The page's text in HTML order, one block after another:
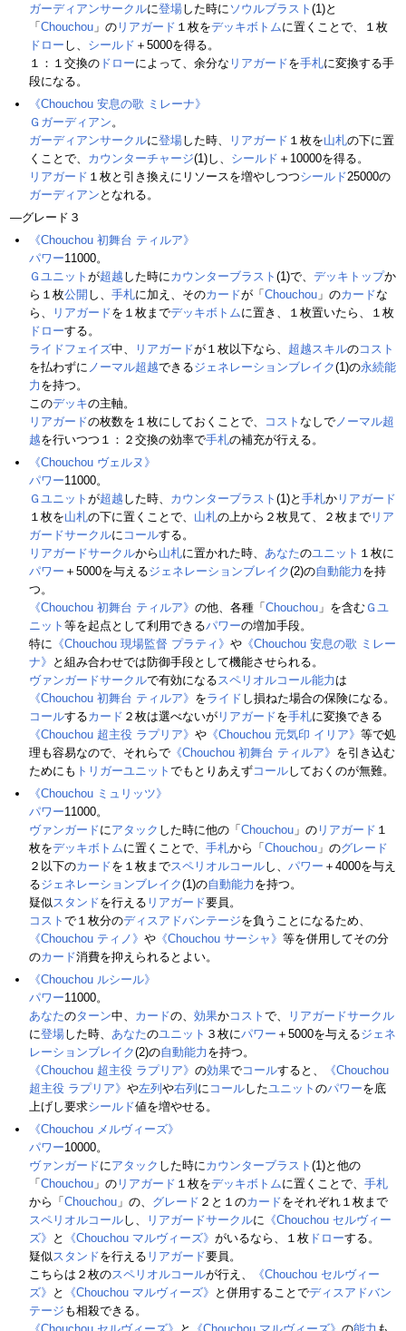
ガーディアンサークルに登場した時に ソウルブラスト (1)と
「 Chouchou 」の リアガード １枚をデッキボトムに置くことで、１枚
ドロー し、 シールド ＋5000を得る。
１：１交換の ドローによって、余分な リアガードを手札に変換する手
段になる。
《Chouchou 安息の歌 ミレーナ》
Ｇガーディアン 。
ガーディアンサークルに登場した時、 リアガード １枚を山札の下に置
くことで、 カウンターチャージ(1)し、 シールド ＋10000を得る。
リアガード １枚と引き換えにリソースを増やしつつシールド25000の
ガーディアン となれる。
―グレード３
《Chouchou 初舞台 ティルア》
パワー11000。
Ｇユニット が超越 した時にカウンターブラスト (1)で、 デッキトップか
ら１枚公開 し、 手札に加え、そのカードが「 Chouchou 」のカードな
ら、
リアガードを１枚までデッキボトムに置き、１枚置いたら、１枚
ドローする。
ライドフェイズ中、 リアガードが１枚以下なら、 超越スキルのコスト
を払わずに ノーマル超越できるジェネレーションブレイク(1)の永続能
力 を持つ。
このデッキの主軸。
リアガードの枚数を１枚にしておくことで、 コスト なしで ノーマル超
越を行いつつ１：２交換の効率で手札の補充が行える。
《Chouchou ヴェルヌ》
パワー11000。
Ｇユニット が超越 した時、 カウンターブラスト (1)と 手札か リアガード
１枚を山札の下に置くことで、 山札の上から２枚見て、２枚まで リア
ガードサークルに コールする。
リアガードサークルから 山札に置かれた時、 あなたのユニット １枚に
パワー ＋5000を与えるジェネレーションブレイク(2)の自動能力 を持
つ。
《Chouchou 初舞台 ティルア》 の他、各種「 Chouchou 」を含む Ｇユ
ニット 等を起点として利用できるパワーの増加手段。
特に 《Chouchou 現場監督 プラティ》 や 《Chouchou 安息の歌 ミレー
ナ》 と組み合わせでは防御手段として機能させられる。
ヴァンガードサークルで有効になる スペリオルコール能力 は
《Chouchou 初舞台 ティルア》 をライド し損ねた場合の保険になる。
コールするカード ２枚は選べないが リアガードを手札に変換できる
《Chouchou 超主役 ラプリア》 や 《Chouchou 元気印 イリア》 等で処
理も容易なので、それらで 《Chouchou 初舞台 ティルア》 を引き込む
ためにも トリガーユニット でもとりあえずコールしておくのが無難。
《Chouchou ミュリッツ》
パワー11000。
ヴァンガードにアタック した時に他の「 Chouchou 」の リアガード １
枚をデッキボトムに置くことで、 手札から「 Chouchou 」のグレード
２以下のカードを１枚までスペリオルコールし、 パワー ＋4000を与え
るジェネレーションブレイク(1)の自動能力 を持つ。
疑似 スタンドを行える リアガード要員。
コスト で１枚分のディスアドバンテージを負うことになるため、
《Chouchou ティノ》 や 《Chouchou サーシャ》 等を併用してその分
のカード消費を抑えられるとよい。
《Chouchou ルシール》
パワー11000。
あなたのターン中、 カードの、 効果かコスト で、
リアガードサークル
に登場した時、 あなたのユニット ３枚にパワー ＋5000を与えるジェネ
レーションブレイク(2)の自動能力 を持つ。
《Chouchou 超主役 ラプリア》 の効果でコールすると、
《Chouchou
超主役 ラプリア》 や左列 や右列 に コールしたユニット のパワーを底
上げし要求シールド値を増やせる。
《Chouchou メルヴィーズ》
パワー10000。
ヴァンガードにアタック した時にカウンターブラスト (1)と他の
「 Chouchou 」の リアガード １枚をデッキボトムに置くことで、 手札
から「 Chouchou 」の、 グレード ２と１のカードをそれぞれ１枚まで
スペリオルコールし、 リアガードサークルに 《Chouchou セルヴィー
ズ》 と 《Chouchou マルヴィーズ》 がいるなら、１枚 ドローする。
疑似 スタンドを行える リアガード要員。
こちらは２枚のスペリオルコールが行え、
《Chouchou セルヴィー
ズ》 と 《Chouchou マルヴィーズ》 と併用することでディスアドバン
テージ も相殺できる。